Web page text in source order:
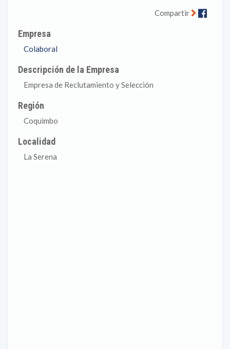
Compartir
Empresa
Colaboral
Descripción de la Empresa
Empresa de Reclutamiento y Selección
Región
Coquimbo
Localidad
La Serena